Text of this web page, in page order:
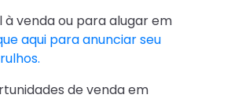
à venda ou para alugar em
aqui para anunciar seu
de venda em